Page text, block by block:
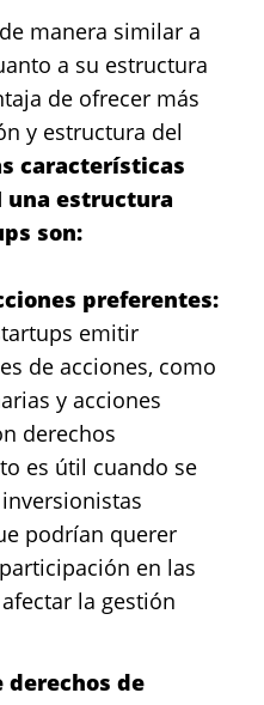
manera similar a
a su estructura
de ofrecer más
y estructura del
características
una estructura
son:
preferentes:
emitir
de acciones, como
y acciones
derechos
es útil cuando se
podrían querer
en las
la gestión
derechos de